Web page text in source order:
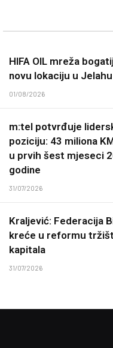
HIFA OIL mreža
novu lokaciju u Jelahu
01/08/2026
m:tel potvrđuje
poziciju: 43 miliona
u prvih šest mjeseci
godine
31/07/2026
Kraljević: Federacija
kreće u reformu
kapitala
31/07/2026